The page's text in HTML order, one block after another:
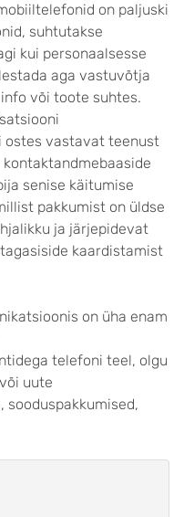
on paljuski
suhtutakse
kui personaalsesse
aga vastuvõtja
või toote suhtes.
ostes vastavat teenust
senise käitumise
pakkumist on üldse
ja järjepidevat
kaardistamist
on üha enam
telefoni teel, olgu
uute